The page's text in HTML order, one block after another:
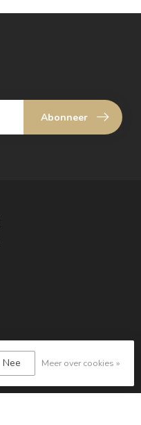
Abonneer
Nee Meer over cookies »